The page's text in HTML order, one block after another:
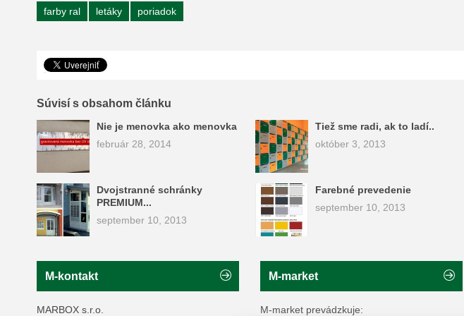
farby ral letáky poriadok
Súvisí s obsahom článku
Nie je menovka ako menovka
február 28, 2014
Tiež sme radi, ak to ladí..
október 3, 2013
Dvojstranné schránky
PREMIUM...
september 10, 2013
Farebné prevedenie
september 10, 2013
M-kontakt
MARBOX s.r.o.
M-market
M-market prevádzkuje: